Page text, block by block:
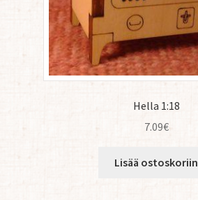
Hella 1:18
7.09€
Lisää ostoskoriin